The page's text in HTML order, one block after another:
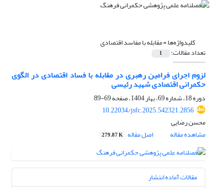
کلیدواژه‌ها =مقابله با مفاسد اقتصادی
تعداد مقالات: 1
لزوم اجرای فرامین رهبری در مقابله با فساد اقتصادی در الگوی
حکمرانی اقتصادی شهید رئیسی
دوره 18، شماره 69، بهار 1404، صفحه
69-89
10.22034/jsfc.2025.542321.2856
محسن رضایی
مشاهده مقاله
اصل مقاله 279.87 K
مقالات آماده انتشار